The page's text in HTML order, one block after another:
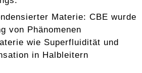
Materie: CBE wurde
von Phänomenen
wie Superfluidität und
in Halbleitern